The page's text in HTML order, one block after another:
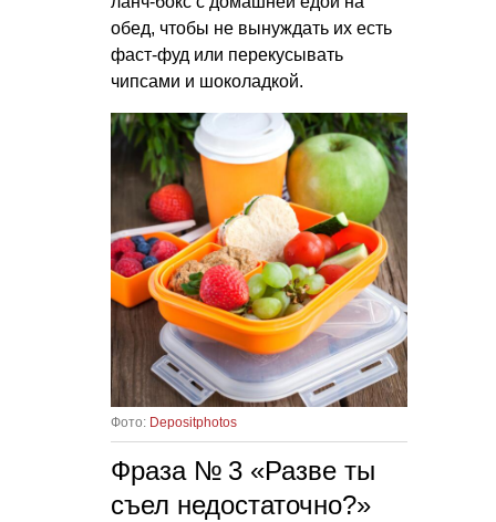
обед, чтобы не вынуждать их есть
фаст-фуд или перекусывать
чипсами и шоколадкой.
Фото: Depositphotos
Фраза № 3 «Разве ты
съел недостаточно?»